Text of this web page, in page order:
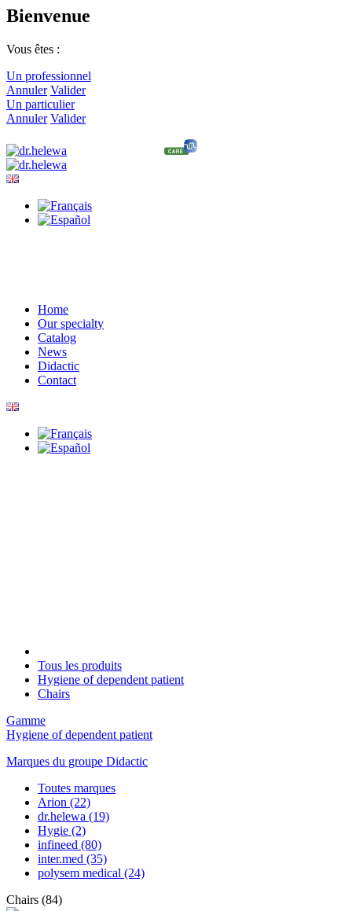
Bienvenue
Vous êtes :
Un professionnel
Annuler Valider
Un particulier
Annuler Valider
Home
Our specialty
Catalog
News
Didactic
Contact
Tous les produits
Hygiene of dependent patient
Chairs
Gamme
Hygiene of dependent patient
Marques du groupe Didactic
Toutes marques
Arion (22)
dr.helewa (19)
Hygie (2)
infineed (80)
inter.med (35)
polysem medical (24)
Chairs (84)